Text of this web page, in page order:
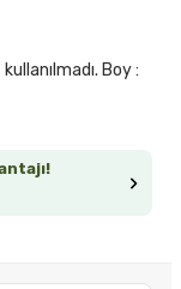
Boy :